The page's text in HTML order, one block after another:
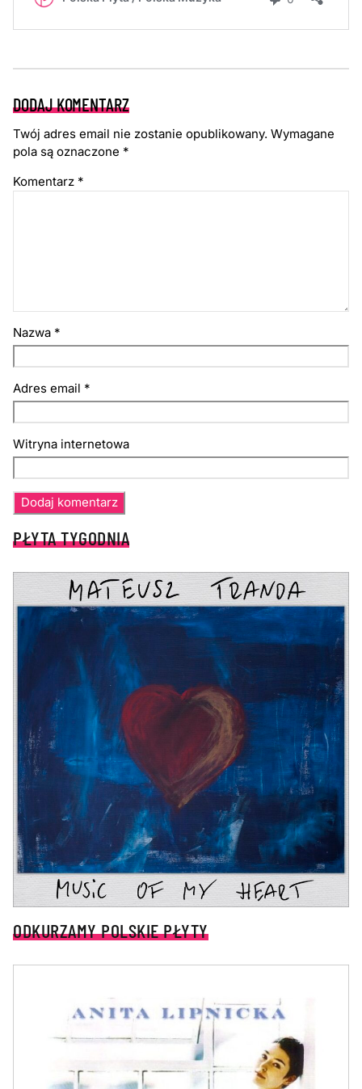
DODAJ KOMENTARZ
Twój adres email nie zostanie opublikowany. Wymagane
pola są oznaczone *
Komentarz *
Nazwa *
Adres email *
Witryna internetowa
PŁYTA TYGODNIA
ODKURZAMY POLSKIE PŁYTY